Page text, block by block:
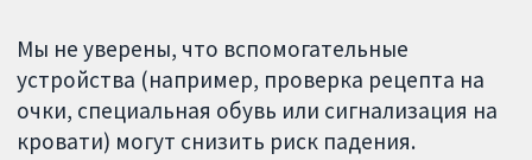
Мы не уверены, что вспомогательные
устройства (например, проверка рецепта на
очки, специальная обувь или сигнализация на
кровати) могут снизить риск падения.